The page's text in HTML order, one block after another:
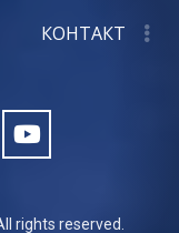
КОНТАКТ
rights reserved.